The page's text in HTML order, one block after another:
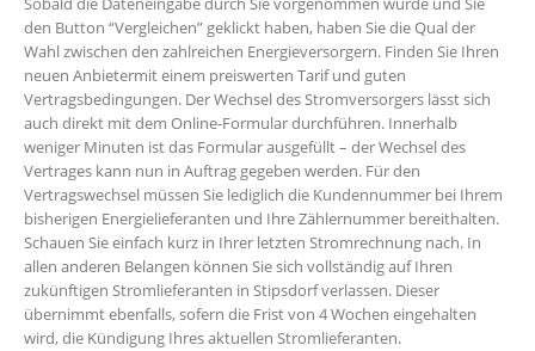
den Button “Vergleichen” geklickt haben, haben Sie die Qual der
Wahl zwischen den zahlreichen Energieversorgern. Finden Sie Ihren
neuen Anbietermit einem preiswerten Tarif und guten
Vertragsbedingungen. Der Wechsel des Stromversorgers lässt sich
auch direkt mit dem Online-Formular durchführen. Innerhalb
weniger Minuten ist das Formular ausgefüllt – der Wechsel des
Vertrages kann nun in Auftrag gegeben werden. Für den
Vertragswechsel müssen Sie lediglich die Kundennummer bei Ihrem
bisherigen Energielieferanten und Ihre Zählernummer bereithalten.
Schauen Sie einfach kurz in Ihrer letzten Stromrechnung nach. In
allen anderen Belangen können Sie sich vollständig auf Ihren
zukünftigen Stromlieferanten in Stipsdorf verlassen. Dieser
übernimmt ebenfalls, sofern die Frist von 4 Wochen eingehalten
wird, die Kündigung Ihres aktuellen Stromlieferanten.